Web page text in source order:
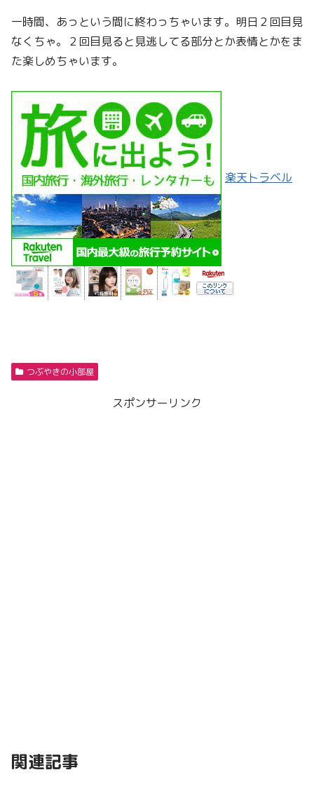
一時間、あっという間に終わっちゃいます。明日２回目見
なくちゃ。２回目見ると見逃してる部分とか表情とかをま
た楽しめちゃいます。
楽天トラベル
つぶやきの小部屋
スポンサーリンク
関連記事